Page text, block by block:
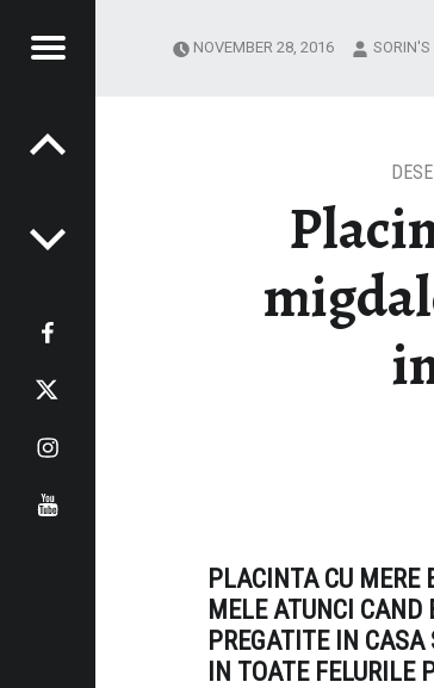
Menu
PLACINTA CU MERE
MELE ATUNCI CAND
PREGATITE IN
IN TOATE FELURILE
NOVEMBER 28, 2016 SORIN'S